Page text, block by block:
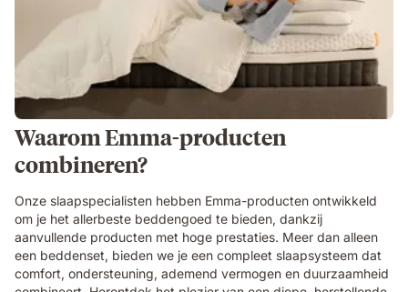
Waarom Emma-producten
combineren?
Onze slaapspecialisten hebben Emma-producten ontwikkeld
om je het allerbeste beddengoed te bieden, dankzij
aanvullende producten met hoge prestaties. Meer dan alleen
een beddenset, bieden we je een compleet slaapsysteem dat
comfort, ondersteuning, ademend vermogen en duurzaamheid